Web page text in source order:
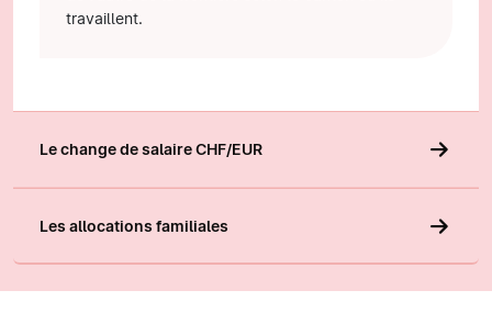
travaillent.
Le change de salaire CHF/EUR
Les allocations familiales